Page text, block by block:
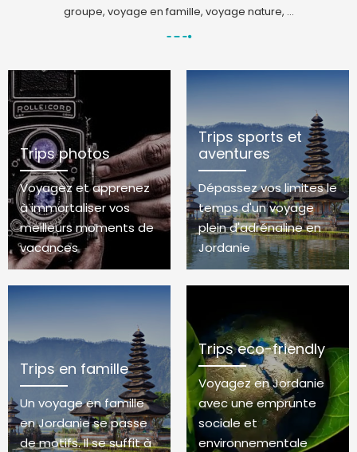
groupe, voyage en famille, voyage nature, ...
Trips photos
Voyagez et apprenez
à immortaliser vos
meilleurs moments de
vacances
Trips sports et
aventures
Dépassez vos limites le
temps d'un voyage
plein d'adrénaline en
Jordanie
Trips en famille
Un voyage en famille
en Jordanie se passe
de motifs. Il se suffit à
Trips eco-friendly
Voyagez en Jordanie
avec une emprunte
sociale et
environnementale